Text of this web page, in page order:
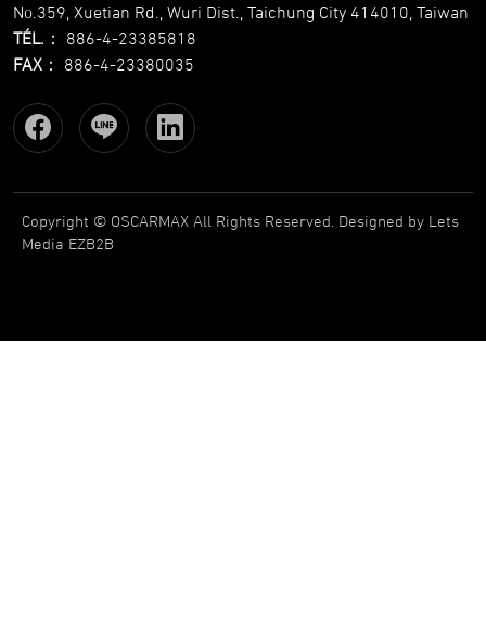
No.359, Xuetian Rd., Wuri Dist., Taichung City 414010, Taiwan
TÉL.
： 886-4-23385818
FAX ： 886-4-23380035
Copyright © OSCARMAX All Rights Reserved. Designed by Lets
Media EZB2B